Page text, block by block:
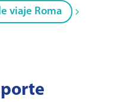
viaje Roma